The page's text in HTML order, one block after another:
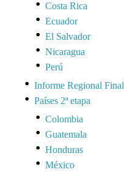
Costa Rica
Ecuador
El Salvador
Nicaragua
Perú
Informe Regional Final
Países 2ª etapa
Colombia
Guatemala
Honduras
México